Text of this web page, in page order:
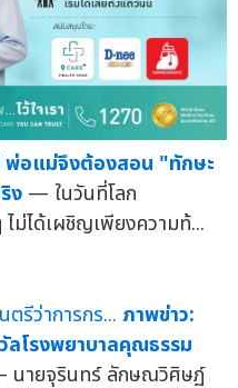
พ่อแม่จึงต้องสอน "ทักษะ
ง — ในวันที่โลก
ม่ได้เผชิญเพียงความท้...
ภาพข่าว:
ลโรงพยาบาลคุณธรรม
นายจุรินทร์ ลักษณวิศิษฏ์